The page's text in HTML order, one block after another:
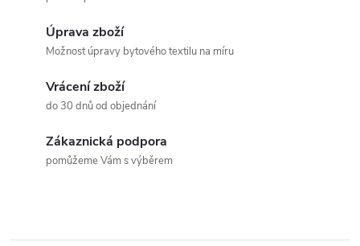
Úprava zboží
Možnost úpravy bytového textilu na míru
Vrácení zboží
do 30 dnů od objednání
Zákaznická podpora
pomůžeme Vám s výběrem